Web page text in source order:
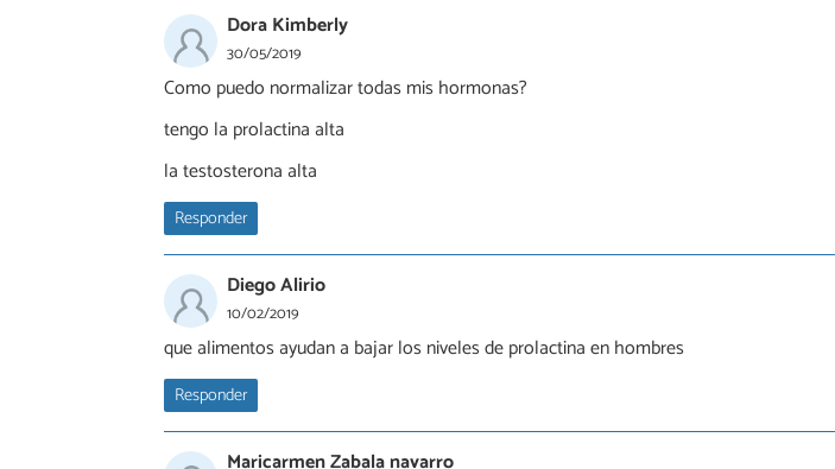
Dora Kimberly
30/05/2019
Como puedo normalizar todas mis hormonas?
tengo la prolactina alta
la testosterona alta
Responder
Diego Alirio
10/02/2019
que alimentos ayudan a bajar los niveles de prolactina en hombres
Responder
Maricarmen Zabala navarro